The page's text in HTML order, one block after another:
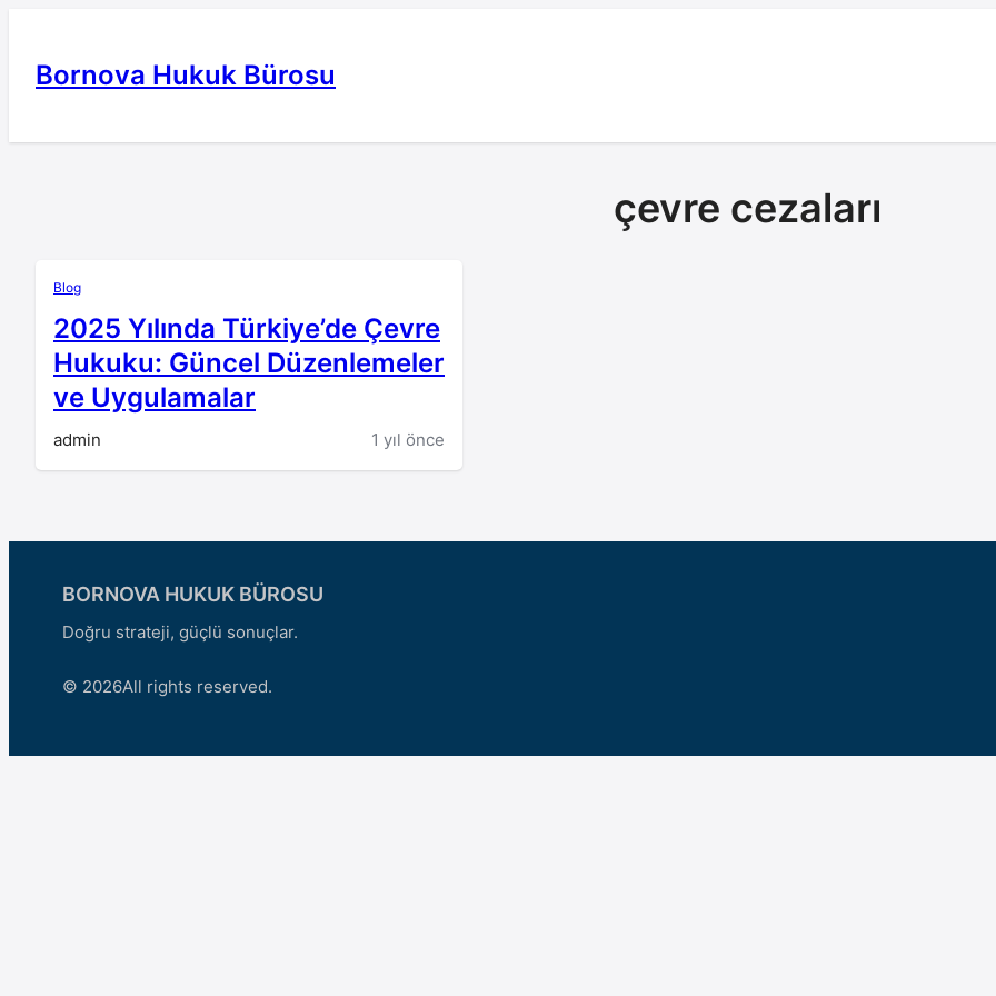
Bornova Hukuk Bürosu
çevre cezaları
Blog
2025 Yılında Türkiye’de Çevre
Hukuku: Güncel Düzenlemeler
ve Uygulamalar
admin 1 yıl önce
BORNOVA HUKUK BÜROSU
Doğru strateji, güçlü sonuçlar.
© 2026All rights reserved.